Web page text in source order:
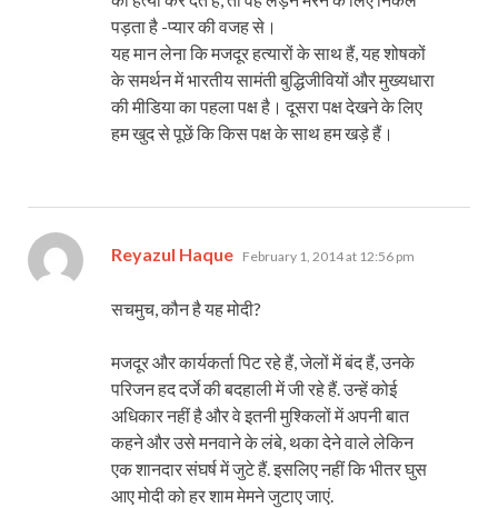
पड़ता है -प्यार की वजह से।
यह मान लेना कि मजदूर हत्यारों के साथ हैं, यह शोषकों
के समर्थन में भारतीय सामंती बुद्धिजीवियों और मुख्यधारा
की मीडिया का पहला पक्ष है। दूसरा पक्ष देखने के लिए
हम खुद से पूछें कि किस पक्ष के साथ हम खड़े हैं।
Reyazul Haque says:
February 1, 2014 at 12:56 pm
सचमुच, कौन है यह मोदी?
मजदूर और कार्यकर्ता पिट रहे हैं, जेलों में बंद हैं, उनके
परिजन हद दर्जे की बदहाली में जी रहे हैं. उन्हें कोई
अधिकार नहीं है और वे इतनी मुश्किलों में अपनी बात
कहने और उसे मनवाने के लंबे, थका देने वाले लेकिन
एक शानदार संघर्ष में जुटे हैं. इसलिए नहीं कि भीतर घुस
आए मोदी को हर शाम मेमने जुटाए जाएं.